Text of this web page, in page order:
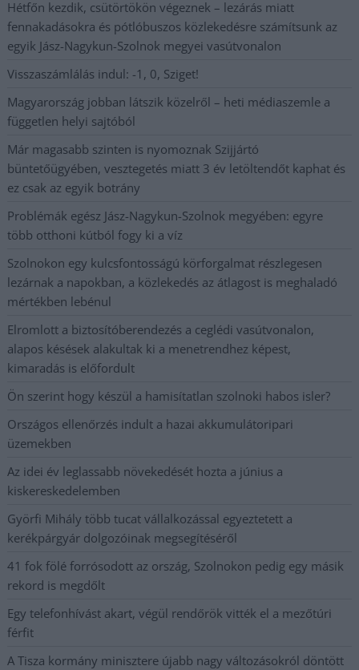
Hétfőn kezdik, csütörtökön végeznek – lezárás miatt
fennakadásokra és pótlóbuszos közlekedésre számítsunk az
egyik Jász-Nagykun-Szolnok megyei vasútvonalon
Visszaszámlálás indul: -1, 0, Sziget!
Magyarország jobban látszik közelről – heti médiaszemle a
független helyi sajtóból
Már magasabb szinten is nyomoznak Szijjártó
büntetőügyében, vesztegetés miatt 3 év letöltendőt kaphat és
ez csak az egyik botrány
Problémák egész Jász-Nagykun-Szolnok megyében: egyre
több otthoni kútból fogy ki a víz
Szolnokon egy kulcsfontosságú körforgalmat részlegesen
lezárnak a napokban, a közlekedés az átlagost is meghaladó
mértékben lebénul
Elromlott a biztosítóberendezés a ceglédi vasútvonalon,
alapos késések alakultak ki a menetrendhez képest,
kimaradás is előfordult
Ön szerint hogy készül a hamisítatlan szolnoki habos isler?
Országos ellenőrzés indult a hazai akkumulátoripari
üzemekben
Az idei év leglassabb növekedését hozta a június a
kiskereskedelemben
Györfi Mihály több tucat vállalkozással egyeztetett a
kerékpárgyár dolgozóinak megsegítéséről
41 fok fölé forrósodott az ország, Szolnokon pedig egy másik
rekord is megdőlt
Egy telefonhívást akart, végül rendőrök vitték el a mezőtúri
férfit
A Tisza kormány minisztere újabb nagy változásokról döntött